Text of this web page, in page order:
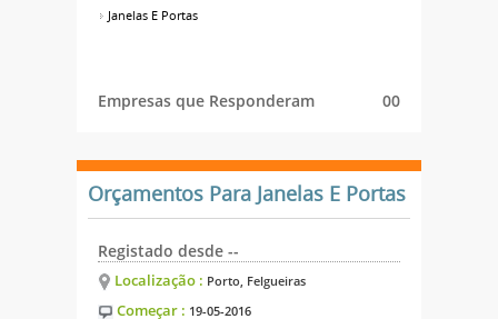
Janelas E Portas
Empresas que Responderam 00
Orçamentos Para Janelas E Portas
Registado desde --
Localização : Porto, Felgueiras
Começar : 19-05-2016